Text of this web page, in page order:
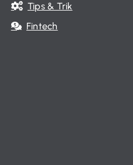
Tips & Trik
Fintech